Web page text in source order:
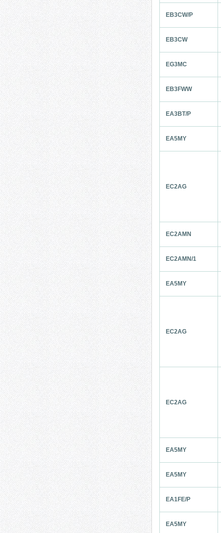
EB3CW/P
EB3CW
EG3MC
EB3FWW
EA3BT/P
EA5MY
EC2AG
EC2AMN
EC2AMN/1
EA5MY
EC2AG
EC2AG
EA5MY
EA5MY
EA1FE/P
EA5MY